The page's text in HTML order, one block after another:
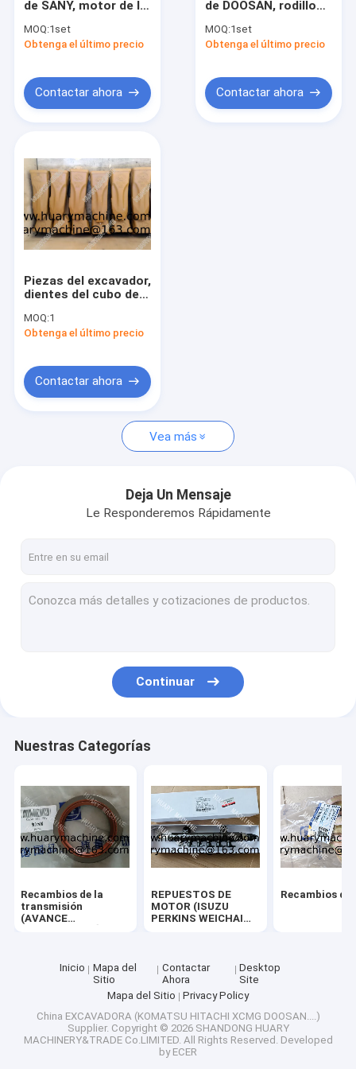
RECAMBIOS DE SEM
RECAMBIOS DE SDLG
RECAMBIOS DE XGMA
recambios del carril común
Recambios del camión
Los demás componentes
Recambios de Sany
de SANY, motor de la
sany215-9
MOQ:1set
Obtenga el último precio
Contactar ahora
de DOOSAN, rodillo
00044A, un rodillo
más bajo.
MOQ:1set
Obtenga el último precio
Contactar ahora
Piezas del excavador,
dientes del cubo de
dientes del cubo de
XCMG XE215-260
MOQ:1
Obtenga el último precio
Contactar ahora
Vea más
Deja Un Mensaje
Le Responderemos Rápidamente
Continuar
Nuestras Categorías
Recambios de la
transmisión
(AVANCE
REPUESTOS DE
MOTOR (ISUZU
PERKINS WEICHAI
Recambios de
Inicio
Mapa del
Sitio
Contactar
Ahora
Desktop
Site
Mapa del Sitio
Privacy Policy
China EXCAVADORA (KOMATSU HITACHI XCMG DOOSAN....)
Supplier. Copyright © 2026 SHANDONG HUARY
MACHINERY&TRADE Co.LIMITED. All Rights Reserved. Developed
by ECER